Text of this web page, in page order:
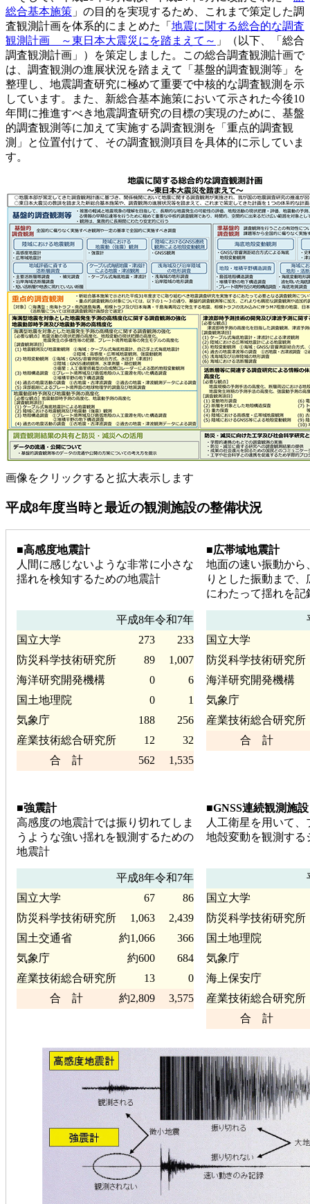
総合基本施策 」の目的を実現するため、これまで策定した調
査観測計画を体系的にまとめた「 地震に関する総合的な調査
観測計画 ～東日本大震災にを踏まえて～ 」（以下、「総合
調査観測計画」）を策定しました。この総合調査観測計画で
は、調査観測の進展状況を踏まえて「基盤的調査観測等」を
整理し、地震調査研究に極めて重要で中核的な調査観測を示
しています。また、新総合基本施策において示された今後10
年間に推進すべき地震調査研究の目標の実現のために、基盤
的調査観測等に加えて実施する調査観測を「重点的調査観
測」と位置付けて、その調査観測項目を具体的に示していま
す。
画像をクリックすると拡大表示します
平成8年度当時と最近の観測施設の整備状況
■高感度地震計
人間に感じないような非常に小さな
揺れを検知するための地震計
■広帯域地震計
地面の速い振動から
りとした振動まで
にわたって揺れを記
平成8年令和7年
国立大学
273
233
防災科学技術研究所
89
1,007
海洋研究開発機構
0
6
国土地理院
0
1
気象庁
188
256
産業技術総合研究所
12
32
合 計
562 1,535
国立大学
防災科学技術研究所
海洋研究開発機構
気象庁
産業技術総合研究所
合 計
■強震計
高感度の地震計では振り切れてしま
うような強い揺れを観測するための
地震計
■GNSS連続観測施設
人工衛星を用いて
地殻変動を観測する
平成8年令和7年
国立大学
67
86
防災科学技術研究所
1,063
2,439
国土交通省
約1,066
366
気象庁
約600
684
産業技術総合研究所
13
0
合 計
約2,809 3,575
国立大学
防災科学技術研究所
国土地理院
気象庁
海上保安庁
産業技術総合研究所
合 計